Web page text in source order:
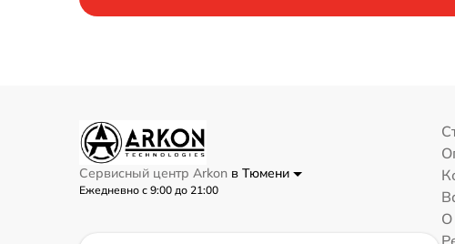
Сервисный центр Arkon в Тюмени
Ежедневно с 9:00 до 21:00
О